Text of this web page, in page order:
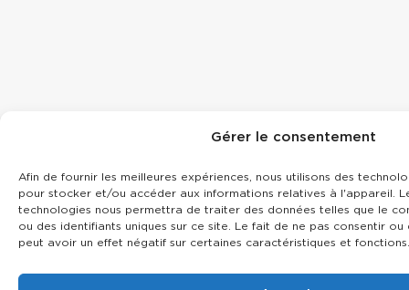
Gérer le consentement
Afin de fournir les meilleures expériences, nous utilisons des
pour stocker et/ou accéder aux informations relatives à l'appareil.
technologies nous permettra de traiter des données telles que le
ou des identifiants uniques sur ce site. Le fait de ne pas consentir
peut avoir un effet négatif sur certaines caractéristiques et fonctions.